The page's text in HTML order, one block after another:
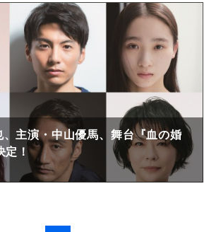
主演・中山優馬、舞台『血の婚
定！